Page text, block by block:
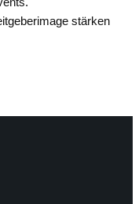
stärken